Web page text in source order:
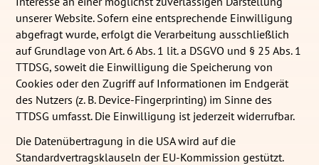
unserer Website. Sofern eine entsprechende Einwilligung
abgefragt wurde, erfolgt die Verarbeitung ausschließlich
auf Grundlage von Art. 6 Abs. 1 lit. a DSGVO und § 25 Abs. 1
TTDSG, soweit die Einwilligung die Speicherung von
Cookies oder den Zugriff auf Informationen im Endgerät
des Nutzers (z. B. Device-Fingerprinting) im Sinne des
TTDSG umfasst. Die Einwilligung ist jederzeit widerrufbar.
Die Datenübertragung in die USA wird auf die
Standardvertragsklauseln der EU-Kommission gestützt.